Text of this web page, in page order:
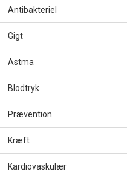
Antibakteriel
Gigt
Astma
Blodtryk
Prævention
Kræft
Kardiovaskulær